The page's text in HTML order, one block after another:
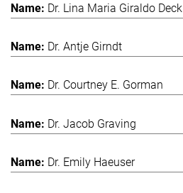
Dr. Lina Maria Giraldo Deck
Dr. Antje Girndt
Dr. Courtney E. Gorman
Dr. Jacob Graving
Dr. Emily Haeuser